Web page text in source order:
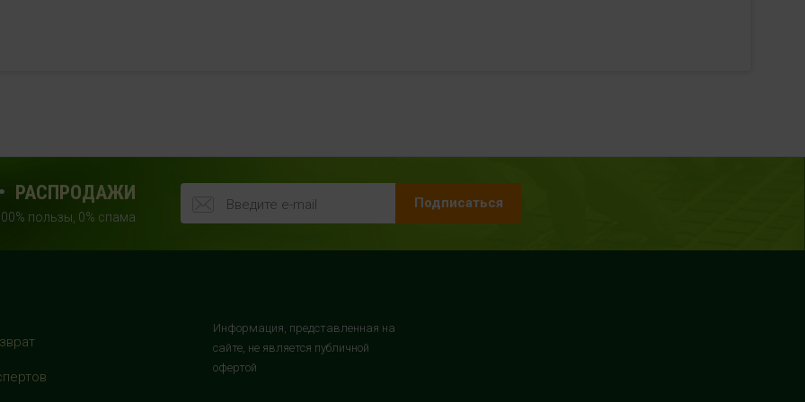
РАСПРОДАЖИ
пользы, 0% спама
Подписаться
Информация, представленная на
сайте, не является публичной
офертой